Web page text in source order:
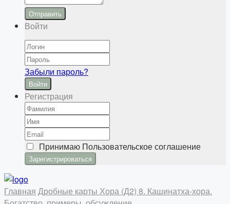
Отправить
Войти
Забыли пароль?
Войти
Регистрация
Принимаю Пользовательское соглашение
Главная Дробные карты Хора (Д2) 8. Кашинатха-хора.